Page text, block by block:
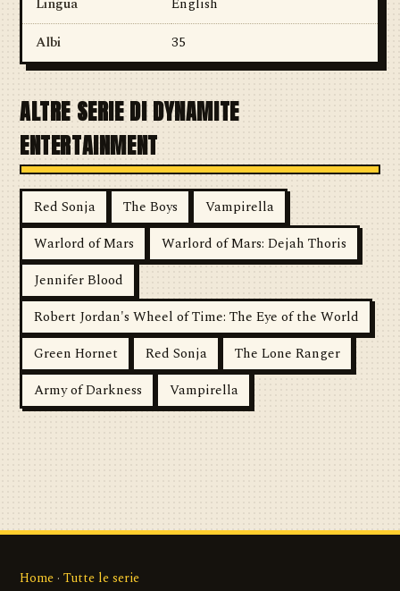
Albi
35
ALTRE SERIE DI DYNAMITE
ENTERTAINMENT
Red Sonja The Boys
Vampirella
Warlord of Mars
Warlord of Mars: Dejah Thoris
Jennifer Blood
Robert Jordan's Wheel of Time: The Eye of the World
Green Hornet
Red Sonja
The Lone Ranger
Army of Darkness
Vampirella
Home · Tutte le serie